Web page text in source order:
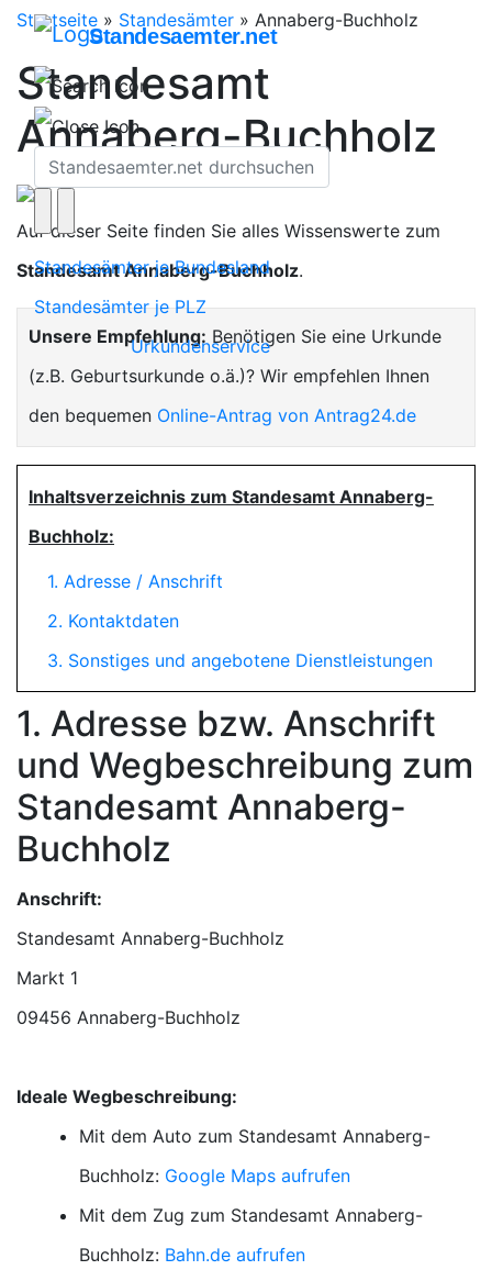
Standesaemter.net
Standesämter je Bundesland
Standesämter je PLZ
Urkundenservice
Startseite » Standesämter » Annaberg-Buchholz
Standesamt
Annaberg-Buchholz
Auf dieser Seite finden Sie alles Wissenswerte zum
Standesamt Annaberg-Buchholz.
Unsere Empfehlung: Benötigen Sie eine Urkunde
(z.B. Geburtsurkunde o.ä.)? Wir empfehlen Ihnen
den bequemen Online-Antrag von Antrag24.de
Inhaltsverzeichnis zum Standesamt Annaberg-
Buchholz:
1. Adresse / Anschrift
2. Kontaktdaten
3. Sonstiges und angebotene Dienstleistungen
1. Adresse bzw. Anschrift
und Wegbeschreibung zum
Standesamt Annaberg-
Buchholz
Anschrift:
Standesamt Annaberg-Buchholz
09456 Annaberg-Buchholz
Ideale Wegbeschreibung:
Mit dem Auto zum Standesamt Annaberg-
Buchholz: Google Maps aufrufen
Mit dem Zug zum Standesamt Annaberg-
Buchholz: Bahn.de aufrufen